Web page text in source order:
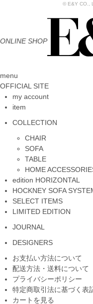
© E&Y CO.,
ONLINE SHOP
menu
OFFICIAL SITE
my account
item
COLLECTION
CHAIR
SOFA
TABLE
HOME
edition HORIZONTAL
HOCKNEY SOFA
SELECT ITEMS
LIMITED EDITION
JOURNAL
DESIGNERS
お支払い方法について
配送方法・送料について
プライバシーポリシー
特定商取引法に基づく表
カートを見る